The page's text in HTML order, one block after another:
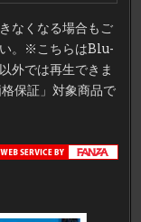
なくなる場合もご
い。※こちらはBlu-
外では再生できま
保証」対象商品で